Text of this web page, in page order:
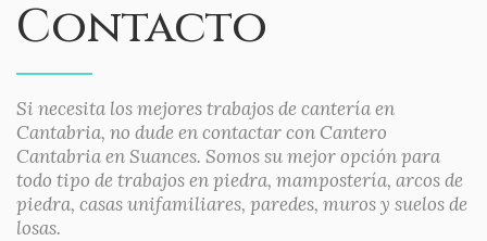
Contacto
Si necesita los mejores trabajos de cantería en
Cantabria, no dude en contactar con Cantero
Cantabria en Suances. Somos su mejor opción para
todo tipo de trabajos en piedra, mampostería, arcos de
piedra, casas unifamiliares, paredes, muros y suelos de
losas.